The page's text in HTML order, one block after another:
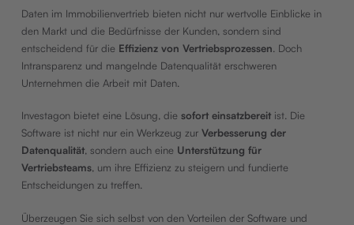
Daten im Immobilienvertrieb bieten nicht nur wertvolle Einblicke in
den Markt und die Bedürfnisse der Kunden, sondern sind
entscheidend für die Effizienz von Vertriebsprozessen. Doch
Intransparenz und mangelnde Datenqualität erschweren
Unternehmen die Arbeit mit Daten.
Investagon bietet eine Lösung, die sofort einsatzbereitist. Die
Software ist nicht nur ein Werkzeug zur Verbesserung der
Datenqualität, sondern auch eine Unterstützung für
Vertriebsteams, um ihre Effizienz zu steigern und fundierte
Entscheidungen zu treffen.
Überzeugen Sie sich selbst von den Vorteilen der Software und